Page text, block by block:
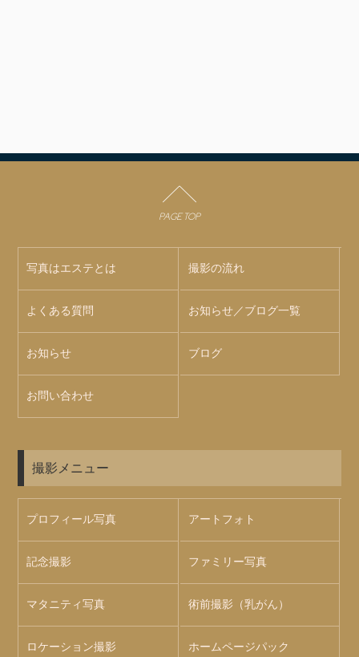
PAGE TOP
写真はエステとは 撮影の流れ
よくある質問 お知らせ／ブログ一覧
お知らせ ブログ
お問い合わせ
撮影メニュー
プロフィール写真 アートフォト
記念撮影 ファミリー写真
マタニティ写真 術前撮影（乳がん）
ロケーション撮影 ホームページパック